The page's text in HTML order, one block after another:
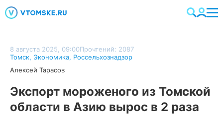
8 августа 2025, 09:00Прочтений: 2087
Томск, Экономика, Россельхознадзор
Алексей Тарасов
Экспорт мороженого из Томской
области в Азию вырос в 2 раза